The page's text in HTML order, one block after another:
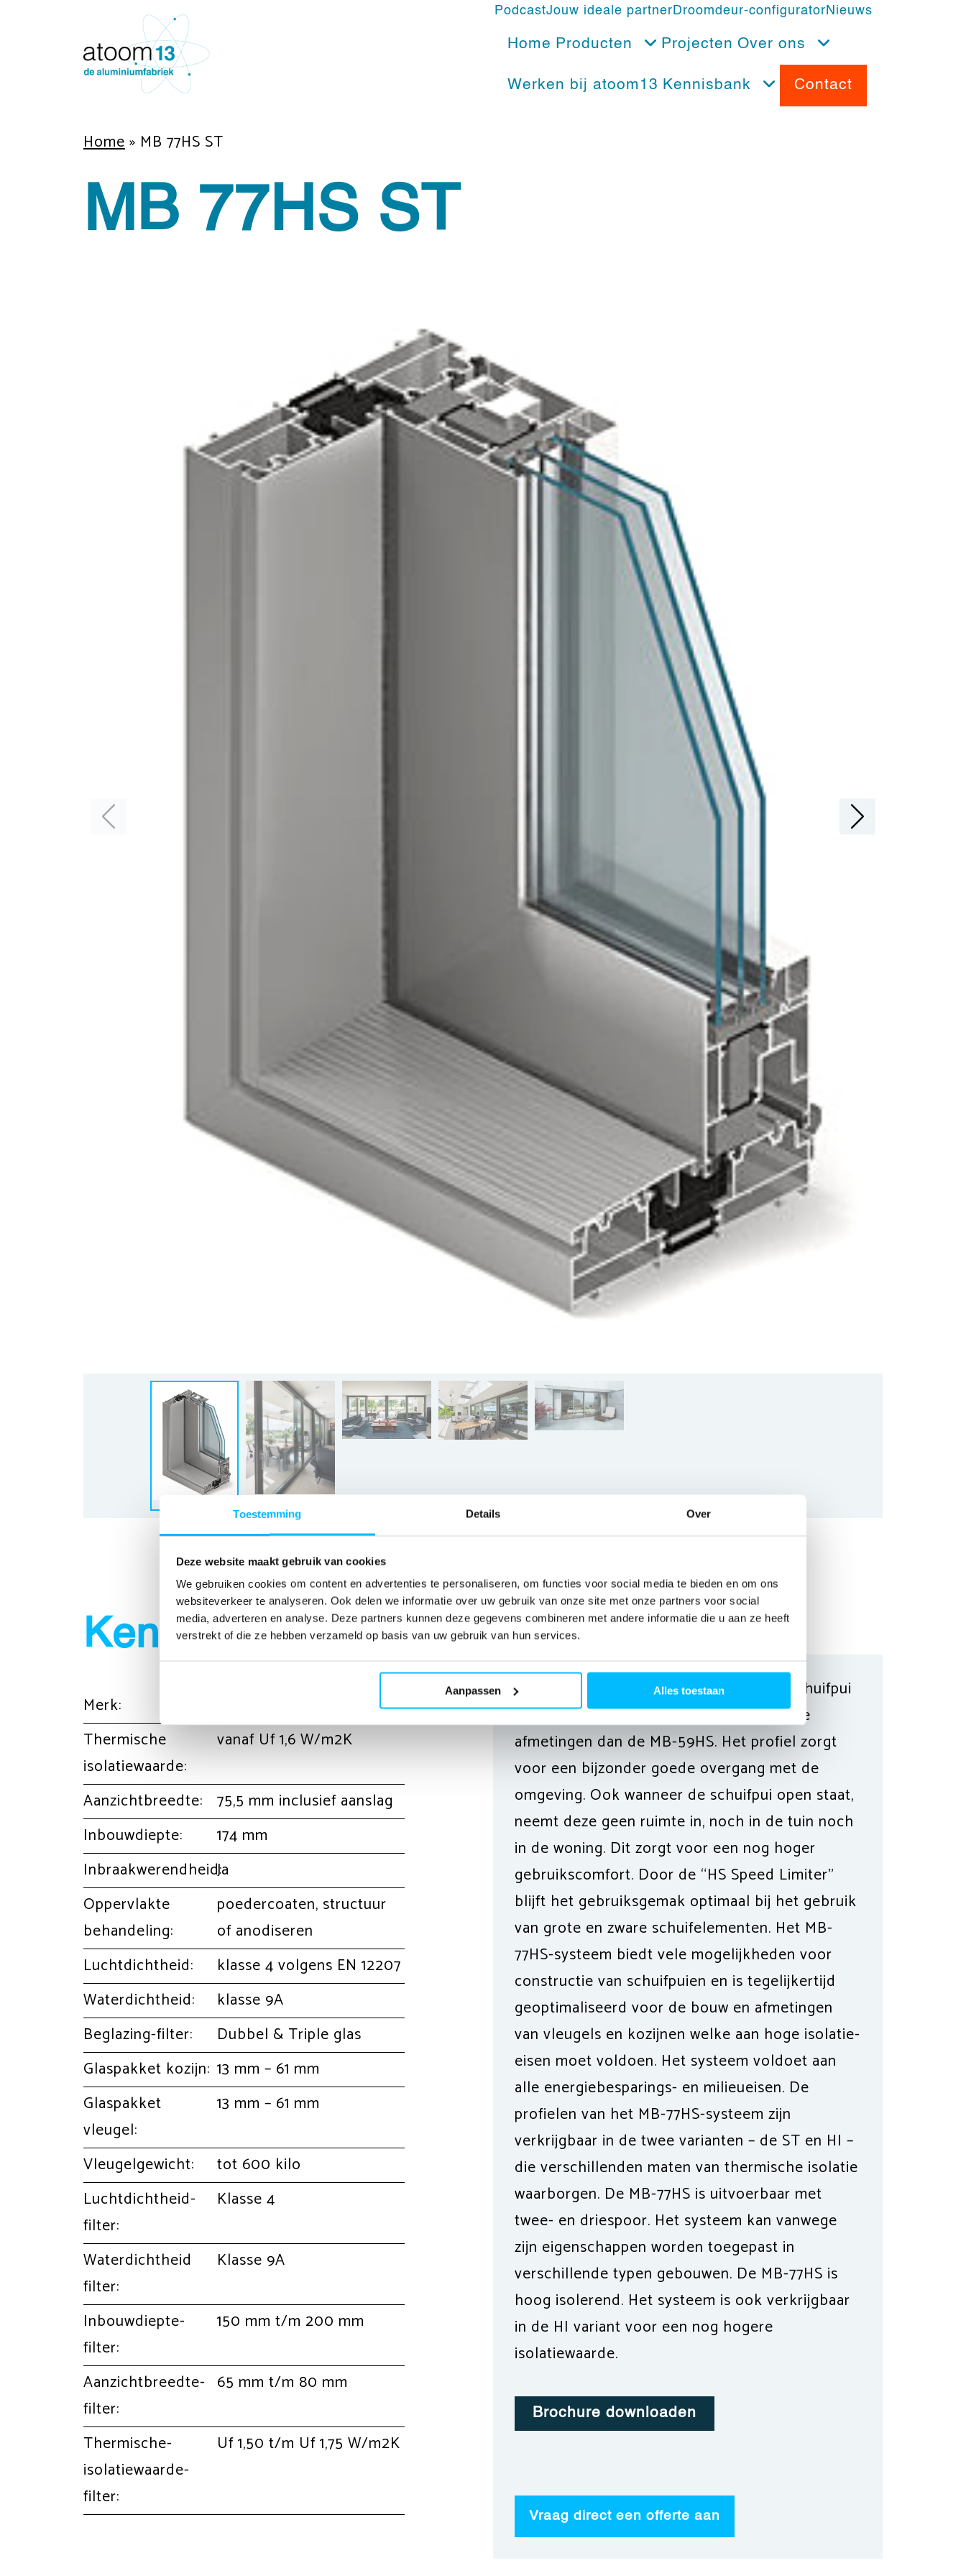
Toestemming Details Over
Deze website maakt gebruik van cookies
We gebruiken cookies om content en advertenties te personaliseren, om functies voor social media te bieden en om ons
websiteverkeer te analyseren. Ook delen we informatie over uw gebruik van onze site met onze partners voor social
media, adverteren en analyse. Deze partners kunnen deze gegevens combineren met andere informatie die u aan ze heeft
verstrekt of die ze hebben verzameld op basis van uw gebruik van hun services.
Aanpassen Alles toestaan
PodcastJouw ideale partner Droomdeur-configurator Nieuws
Home Producten Projecten Over ons
Werken bij atoom13 Kennisbank Contact
Home» MB 77HS ST
MB 77HS ST
Kenmerken
Merk:
Thermische
isolatiewaarde:
vanaf Uf 1,6 W/m2K
Aanzichtbreedte: 75,5 mm inclusief aanslag
Inbouwdiepte:
174 mm
Inbraakwerendheid:Ja
Oppervlakte
behandeling:
poedercoaten, structuur
of anodiseren
Luchtdichtheid:
klasse 4 volgens EN 12207
Waterdichtheid:
klasse 9A
Beglazing-filter:
Dubbel & Triple glas
Glaspakket kozijn: 13 mm – 61 mm
Glaspakket
vleugel:
13 mm – 61 mm
Vleugelgewicht:
tot 600 kilo
Luchtdichtheid-
filter:
Klasse 4
Waterdichtheid
filter:
Klasse 9A
Inbouwdiepte-
filter:
150 mm t/m 200 mm
Aanzichtbreedte-
filter:
65 mm t/m 80 mm
Thermische-
isolatiewaarde-
filter:
Uf 1,50 t/m Uf 1,75 W/m2K
Beschrijving
De MB-77HS is een extra isolerend hef-schuifpui
systeem. Dit systeem ondersteunt grotere
afmetingen dan de MB-59HS. Het profiel zorgt
voor een bijzonder goede overgang met de
omgeving. Ook wanneer de schuifpui open staat,
neemt deze geen ruimte in, noch in de tuin noch
in de woning. Dit zorgt voor een nog hoger
gebruikscomfort. Door de “HS Speed Limiter”
blijft het gebruiksgemak optimaal bij het gebruik
van grote en zware schuifelementen. Het MB-
77HS-systeem biedt vele mogelijkheden voor
constructie van schuifpuien en is tegelijkertijd
geoptimaliseerd voor de bouw en afmetingen
van vleugels en kozijnen welke aan hoge isolatie-
eisen moet voldoen. Het systeem voldoet aan
alle energiebesparings- en milieueisen. De
profielen van het MB-77HS-systeem zijn
verkrijgbaar in de twee varianten – de ST en HI –
die verschillenden maten van thermische isolatie
waarborgen. De MB-77HS is uitvoerbaar met
twee- en driespoor. Het systeem kan vanwege
zijn eigenschappen worden toegepast in
verschillende typen gebouwen. De MB-77HS is
hoog isolerend. Het systeem is ook verkrijgbaar
in de HI variant voor een nog hogere
isolatiewaarde.
Brochure downloaden
Vraag direct een offerte aan